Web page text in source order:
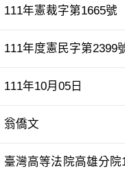
111年憲裁字第1665號
111年度憲民字第2399
111年10月05日
翁僑文
臺灣高等法院高雄分